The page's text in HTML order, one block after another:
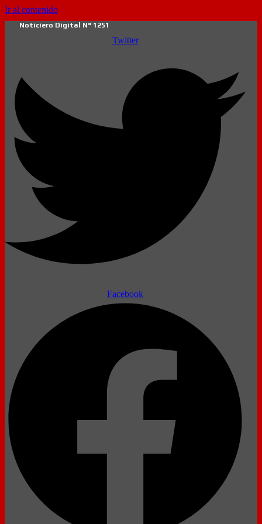
Ir al contenido
Noticiero Digital N° 1251
Twitter
Facebook